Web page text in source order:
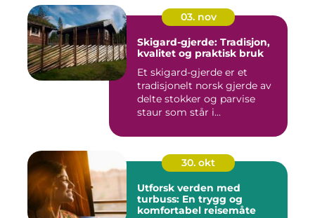
03. nov
Skigard-gjerde: Tradisjon,
kvalitet og praktisk bruk
Et skigard-gjerde er et
tradisjonelt norsk gjerde av
delte stokker og parvise
staur som står i...
30. okt
Utforsk verden med
turbuss: En trygg og
komfortabel reisemåte